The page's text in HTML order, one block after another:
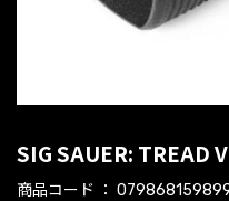
SIG SAUER: TREAD
商品コード